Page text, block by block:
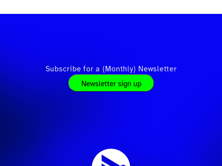
Subscribe for a (Monthly) Newsletter
Newsletter sign up